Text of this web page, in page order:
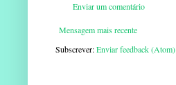
Enviar um comentário
Mensagem mais recente
Subscrever:Enviar feedback (Atom)